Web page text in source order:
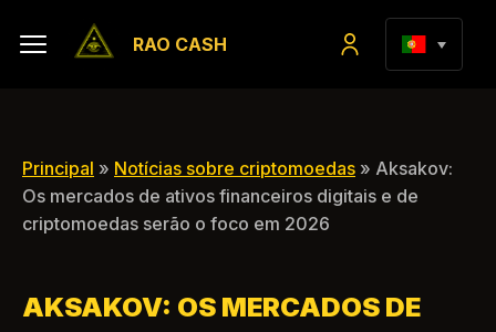
RAO CASH
Principal » Notícias sobre criptomoedas » Aksakov:
Os mercados de ativos financeiros digitais e de
criptomoedas serão o foco em 2026
AKSAKOV: OS MERCADOS DE